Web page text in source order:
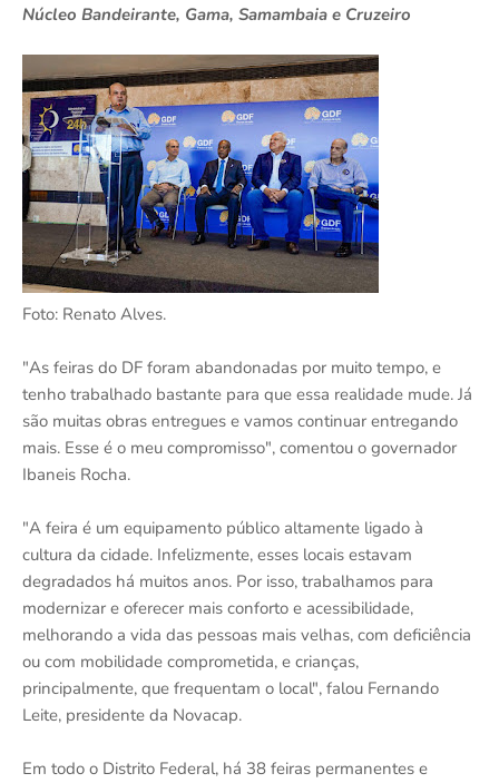
Núcleo Bandeirante, Gama, Samambaia e Cruzeiro
Foto: Renato Alves.
"As feiras do DF foram abandonadas por muito tempo, e
tenho trabalhado bastante para que essa realidade mude. Já
são muitas obras entregues e vamos continuar entregando
mais. Esse é o meu compromisso", comentou o governador
Ibaneis Rocha.
"A feira é um equipamento público altamente ligado à
cultura da cidade. Infelizmente, esses locais estavam
degradados há muitos anos. Por isso, trabalhamos para
modernizar e oferecer mais conforto e acessibilidade,
melhorando a vida das pessoas mais velhas, com deficiência
ou com mobilidade comprometida, e crianças,
principalmente, que frequentam o local", falou Fernando
Leite, presidente da Novacap.
Em todo o Distrito Federal, há 38 feiras permanentes e